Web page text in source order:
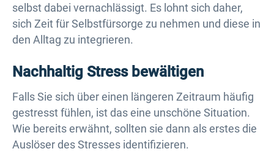
selbst dabei vernachlässigt. Es lohnt sich daher,
sich Zeit für Selbstfürsorge zu nehmen und diese in
den Alltag zu integrieren.
Nachhaltig Stress bewältigen
Falls Sie sich über einen längeren Zeitraum häufig
gestresst fühlen, ist das eine unschöne Situation.
Wie bereits erwähnt, sollten sie dann als erstes die
Auslöser des Stresses identifizieren.